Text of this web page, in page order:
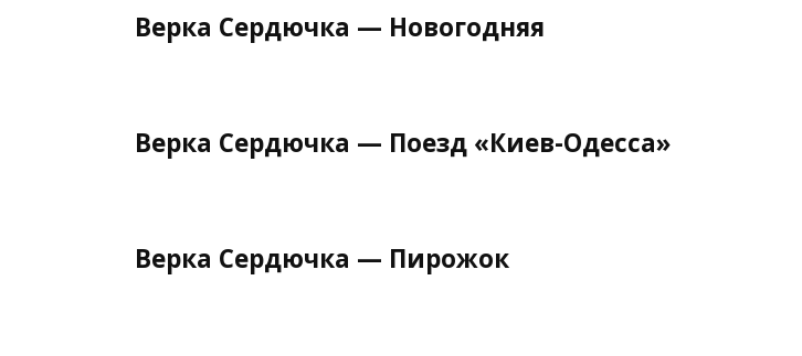
Верка Сердючка — Новогодняя
Верка Сердючка — Поезд «Киев-Одесса»
Верка Сердючка — Пирожок